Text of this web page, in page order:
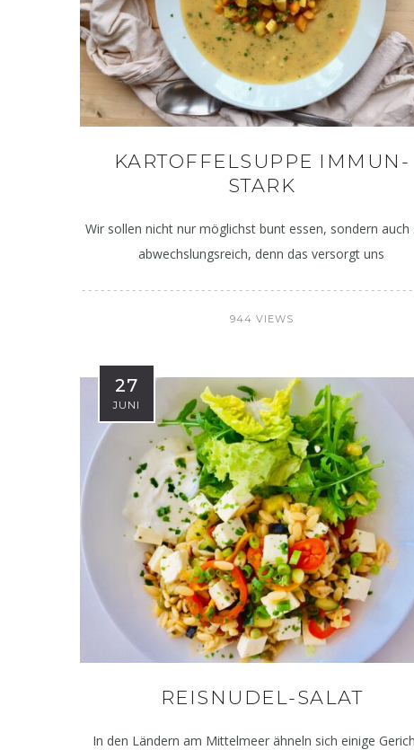
KARTOFFELSUPPE IMMUN-
STARK
Wir sollen nicht nur möglichst bunt essen, sondern auch
abwechslungsreich, denn das versorgt uns
944 VIEWS
27
JUNI
REISNUDEL-SALAT
In den Ländern am Mittelmeer ähneln sich einige